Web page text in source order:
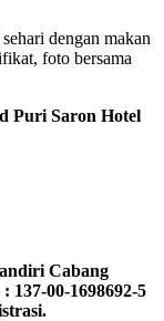
dengan makan
foto bersama
Puri Saron Hotel
Cabang
137-00-1698692-5